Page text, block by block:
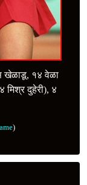
खेळाडू, १४ वेळा
मिश्र दुहेरी), ४
)